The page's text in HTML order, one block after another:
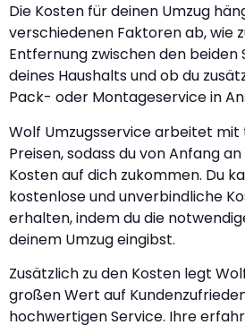
Die Kosten für deinen Umzug
verschiedenen Faktoren ab, wie
Entfernung zwischen den
deines Haushalts und ob du
Pack- oder Montageservice in
Wolf Umzugsservice arbeitet
Preisen, sodass du von Anfang
Kosten auf dich zukommen. Du
kostenlose und unverbindliche
erhalten, indem du die
deinem Umzug eingibst.
Zusätzlich zu den Kosten legt
großen Wert auf
hochwertigen Service. Ihre